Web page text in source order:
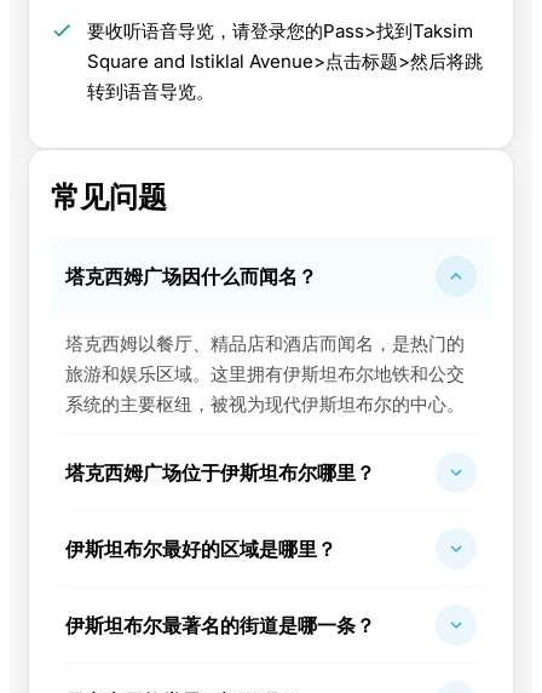
要收听语音导览，请登录您的Pass>找到Taksim
Square and Istiklal Avenue>点击标题>然后将跳
转到语音导览。
常见问题
塔克西姆广场因什么而闻名？
塔克西姆以餐厅、精品店和酒店而闻名，是热门的
旅游和娱乐区域。这里拥有伊斯坦布尔地铁和公交
系统的主要枢纽，被视为现代伊斯坦布尔的中心。
塔克西姆广场位于伊斯坦布尔哪里？
伊斯坦布尔最好的区域是哪里？
伊斯坦布尔最著名的街道是哪一条？